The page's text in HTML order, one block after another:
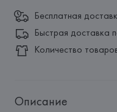
Бесплатная
Быстрая доставка
Количество
Описание